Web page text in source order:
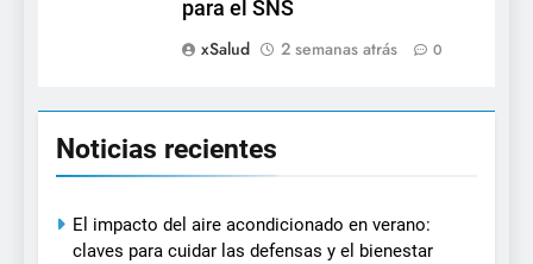
para el SNS
xSalud
2 semanas atrás 0
Noticias recientes
El impacto del aire acondicionado en verano:
claves para cuidar las defensas y el bienestar